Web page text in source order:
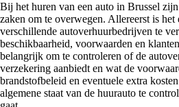
Bij het huren van een auto in Brussel
zaken om te overwegen. Allereerst is het
verschillende autoverhuurbedrijven te
beschikbaarheid, voorwaarden en
belangrijk om te controleren of de
verzekering aanbiedt en wat de
brandstofbeleid en eventuele extra
algemene staat van de huurauto te